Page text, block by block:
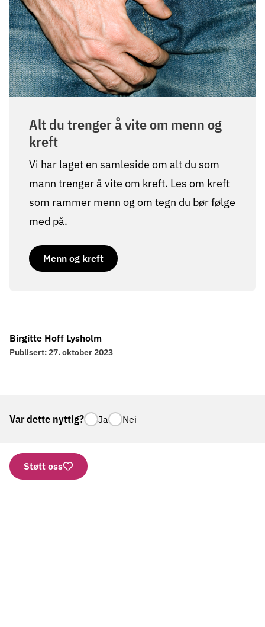
Alt du trenger å vite om menn og
kreft
Vi har laget en samleside om alt du som
mann trenger å vite om kreft. Les om kreft
som rammer menn og om tegn du bør følge
med på.
Menn og kreft
Birgitte Hoff Lysholm
Publisert: 27. oktober 2023
Var dette nyttig? Ja Nei
Støtt oss